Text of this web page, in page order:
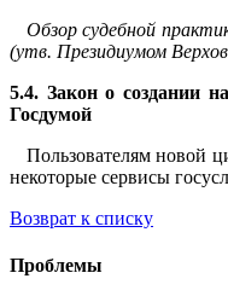
Обзор судебной
(утв. Президиумом
5.4. Закон о создании
Госдумой
Пользователям новой
некоторые сервисы
Возврат к списку
Проблемы